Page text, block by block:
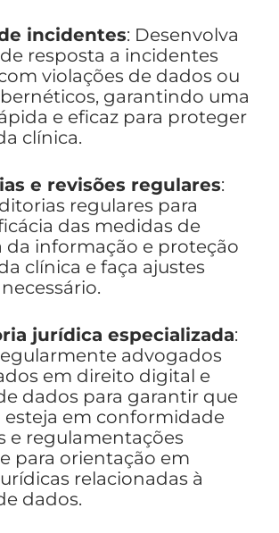
incidentes: Desenvolva
resposta a incidentes
violações de dados ou
garantindo uma
e eficaz para proteger
clínica.
e revisões regulares:
regulares para
das medidas de
da informação e proteção
clínica e faça ajustes
jurídica especializada:
advogados
em direito digital e
dados para garantir que
esteja em conformidade
e regulamentações
para orientação em
relacionadas à
dados.